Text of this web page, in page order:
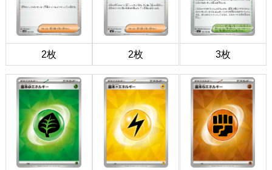
2枚 2枚 3枚